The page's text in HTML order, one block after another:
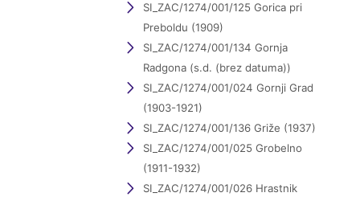
SI_ZAC/1274/001/125 Gorica pri
Preboldu (1909)
SI_ZAC/1274/001/134 Gornja
Radgona (s.d. (brez datuma))
SI_ZAC/1274/001/024 Gornji Grad
(1903-1921)
SI_ZAC/1274/001/136 Griže (1937)
SI_ZAC/1274/001/025 Grobelno
(1911-1932)
SI_ZAC/1274/001/026 Hrastnik